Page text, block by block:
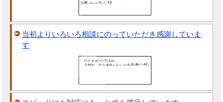
当初よりいろいろ相談にのっていただき感謝していま
す